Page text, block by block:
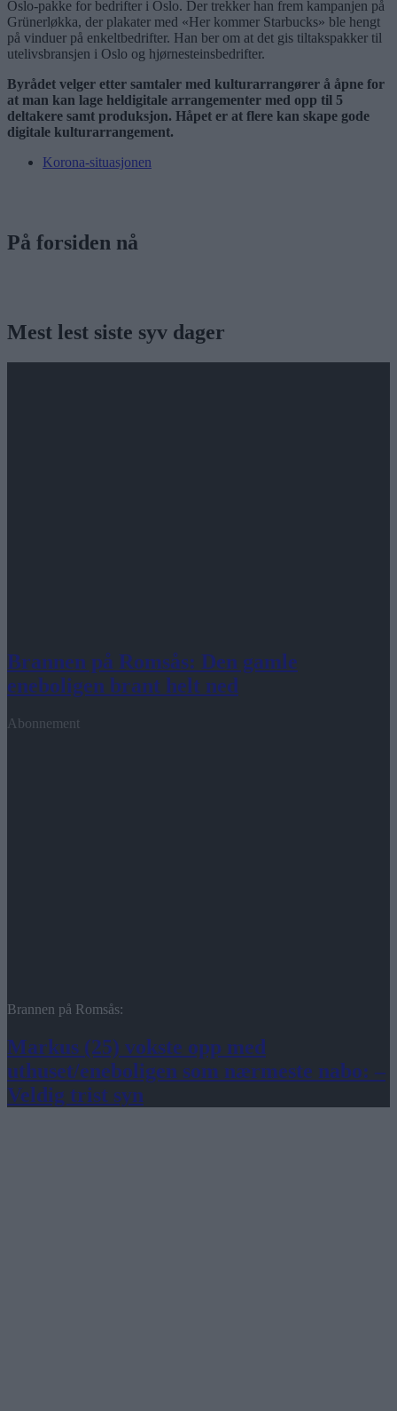
Oslo-pakke for bedrifter i Oslo. Der trekker han frem kampanjen på
Grünerløkka, der plakater med «Her kommer Starbucks» ble hengt
på vinduer på enkeltbedrifter. Han ber om at det gis tiltakspakker til
utelivsbransjen i Oslo og hjørnesteinsbedrifter.
Byrådet velger etter samtaler med kulturarrangører å åpne for
at man kan lage heldigitale arrangementer med opp til 5
deltakere samt produksjon. Håpet er at flere kan skape gode
digitale kulturarrangement.
Korona-situasjonen
På forsiden nå
Mest lest siste syv dager
Brannen på Romsås: Den gamle
eneboligen brant helt ned
Abonnement
Brannen på Romsås:
Markus (25) vokste opp med
uthuset/eneboligen som nærmeste nabo: –
Veldig trist syn